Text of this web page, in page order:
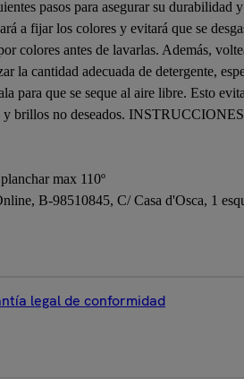
pasos para asegurar su
a fijar los colores y evitará que se
colores antes de lavarlas. Además,
cantidad adecuada de detergente,
que se seque al aire libre. Esto
y brillos no deseados.
max 110º
B-98510845, C/ Casa d'Osca, 1
legal de conformidad